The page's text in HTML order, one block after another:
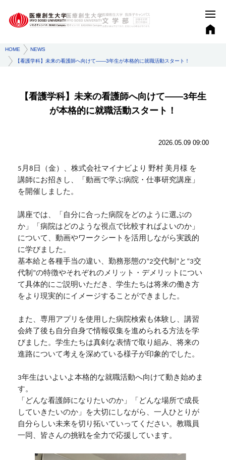
HOME NEWS
【看護学科】未来の看護師へ向けて――3年生が本格的に就職活動スタート！
【看護学科】未来の看護師へ向けて――3年生
が本格的に就職活動スタート！
2026.05.09 09:00
5月8日（金）、株式会社マイナビより 野村 美月様 を
講師にお招きし、「動画で学ぶ病院・仕事研究講座」
を開催しました。
講座では、「自分に合った病院をどのように選ぶの
か」「病院はどのような視点で比較すればよいのか」
について、動画やワークシートを活用しながら実践的
に学びました。
基本給と各種手当の違い、勤務形態の“2交代制”と“3交
代制”の特徴やそれぞれのメリット・デメリットについ
て具体的にご説明いただき、学生たちは将来の働き方
をより現実的にイメージすることができました。
また、専用アプリを使用した病院検索も体験し、講習
会終了後も自分自身で情報収集を進められる方法を学
びました。学生たちは真剣な表情で取り組み、将来の
進路について考えを深めている様子が印象的でした。
3年生はいよいよ本格的な就職活動へ向けて動き始めま
す。
「どんな看護師になりたいのか」「どんな場所で成長
していきたいのか」を大切にしながら、一人ひとりが
自分らしい未来を切り拓いていってください。教職員
一同、皆さんの挑戦を全力で応援しています。